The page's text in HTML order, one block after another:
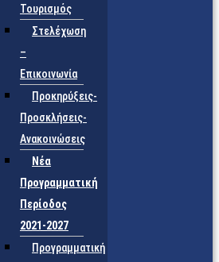
Τουρισμός
Στελέχωση
–
Επικοινωνία
Προκηρύξεις-
Προσκλήσεις-
Ανακοινώσεις
Νέα
Προγραμματική
Περίοδος
2021-2027
Προγραμματική